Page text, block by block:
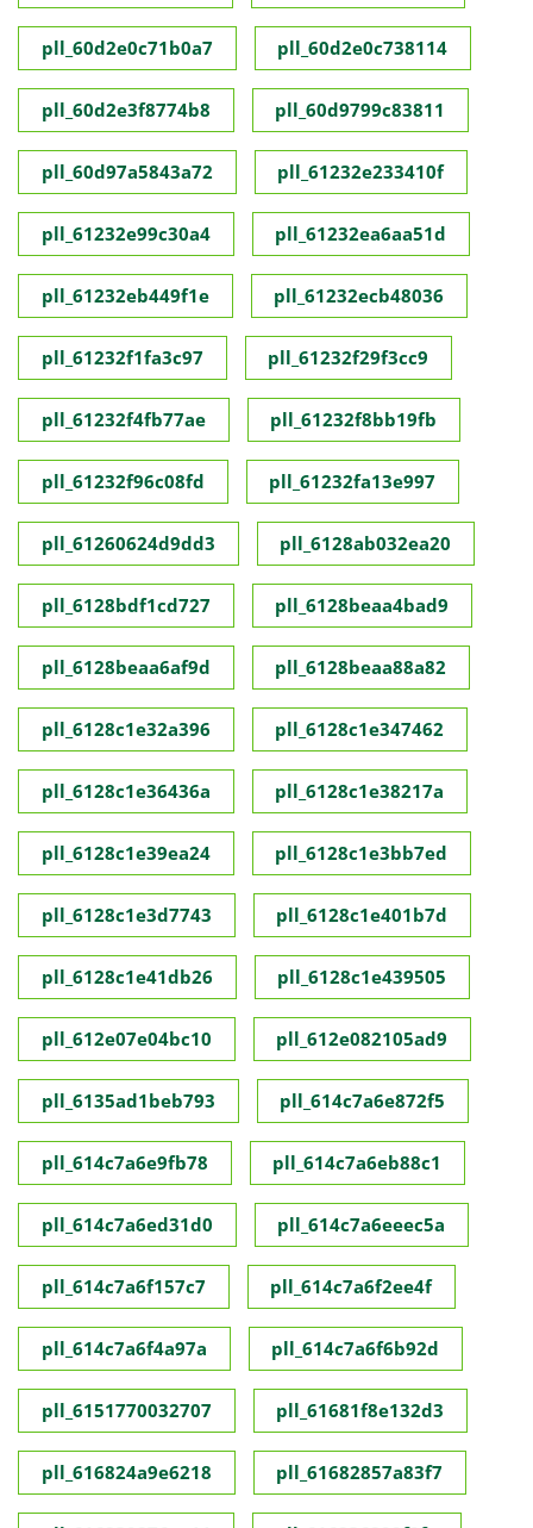
pll_60d2e0c71b0a7 pll_60d2e0c738114
pll_60d2e3f8774b8 pll_60d9799c83811
pll_60d97a5843a72 pll_61232e233410f
pll_61232e99c30a4 pll_61232ea6aa51d
pll_61232eb449f1e pll_61232ecb48036
pll_61232f1fa3c97 pll_61232f29f3cc9
pll_61232f4fb77ae pll_61232f8bb19fb
pll_61232f96c08fd pll_61232fa13e997
pll_61260624d9dd3 pll_6128ab032ea20
pll_6128bdf1cd727 pll_6128beaa4bad9
pll_6128beaa6af9d pll_6128beaa88a82
pll_6128c1e32a396 pll_6128c1e347462
pll_6128c1e36436a pll_6128c1e38217a
pll_6128c1e39ea24 pll_6128c1e3bb7ed
pll_6128c1e3d7743 pll_6128c1e401b7d
pll_6128c1e41db26 pll_6128c1e439505
pll_612e07e04bc10 pll_612e082105ad9
pll_6135ad1beb793 pll_614c7a6e872f5
pll_614c7a6e9fb78 pll_614c7a6eb88c1
pll_614c7a6ed31d0 pll_614c7a6eeec5a
pll_614c7a6f157c7 pll_614c7a6f2ee4f
pll_614c7a6f4a97a pll_614c7a6f6b92d
pll_6151770032707 pll_61681f8e132d3
pll_616824a9e6218 pll_61682857a83f7